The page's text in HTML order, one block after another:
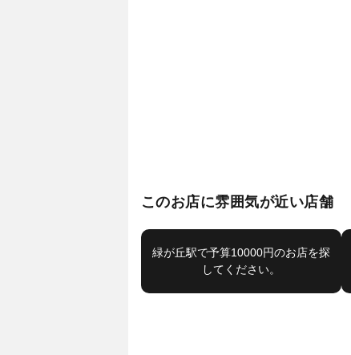
このお店に雰囲気が近い店舗
緑が丘駅で予算10000円のお店を探
してください。